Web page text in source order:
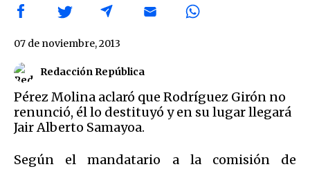
Redacción República
07 de noviembre, 2013
Pérez Molina aclaró que Rodríguez Girón no
renunció, él lo destituyó y en su lugar llegará
Jair Alberto Samayoa.
Según el mandatario a la comisión de